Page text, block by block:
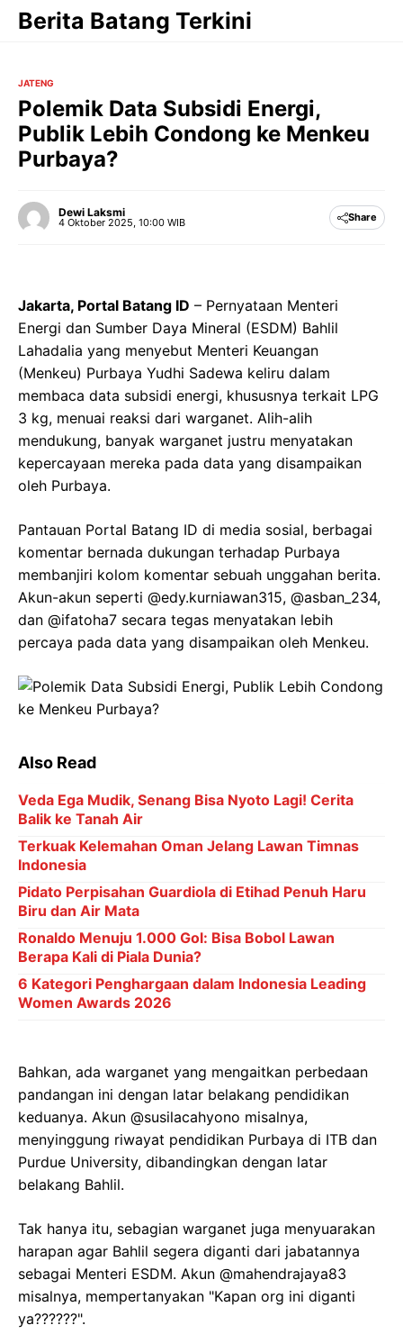
Langsung
Berita Batang Terkini
JATENG
Polemik Data Subsidi Energi,
Publik Lebih Condong ke Menkeu
Purbaya?
Dewi Laksmi
4 Oktober 2025, 10:00 WIB Share
Jakarta, Portal Batang ID – Pernyataan Menteri
Energi dan Sumber Daya Mineral (ESDM) Bahlil
Lahadalia yang menyebut Menteri Keuangan
(Menkeu) Purbaya Yudhi Sadewa keliru dalam
membaca data subsidi energi, khususnya terkait LPG
3 kg, menuai reaksi dari warganet. Alih-alih
mendukung, banyak warganet justru menyatakan
kepercayaan mereka pada data yang disampaikan
oleh Purbaya.
Pantauan Portal Batang ID di media sosial, berbagai
komentar bernada dukungan terhadap Purbaya
membanjiri kolom komentar sebuah unggahan berita.
Akun-akun seperti @edy.kurniawan315, @asban_234,
dan @ifatoha7 secara tegas menyatakan lebih
percaya pada data yang disampaikan oleh Menkeu.
Also Read
Veda Ega Mudik, Senang Bisa Nyoto Lagi! Cerita
Balik ke Tanah Air
Terkuak Kelemahan Oman Jelang Lawan Timnas
Indonesia
Pidato Perpisahan Guardiola di Etihad Penuh Haru
Biru dan Air Mata
Ronaldo Menuju 1.000 Gol: Bisa Bobol Lawan
Berapa Kali di Piala Dunia?
6 Kategori Penghargaan dalam Indonesia Leading
Women Awards 2026
Bahkan, ada warganet yang mengaitkan perbedaan
pandangan ini dengan latar belakang pendidikan
keduanya. Akun @susilacahyono misalnya,
menyinggung riwayat pendidikan Purbaya di ITB dan
Purdue University, dibandingkan dengan latar
belakang Bahlil.
Tak hanya itu, sebagian warganet juga menyuarakan
harapan agar Bahlil segera diganti dari jabatannya
sebagai Menteri ESDM. Akun @mahendrajaya83
misalnya, mempertanyakan "Kapan org ini diganti
ya??????".